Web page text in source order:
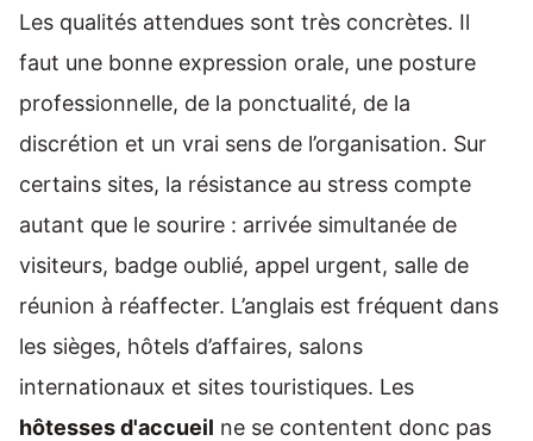
Les qualités attendues sont très concrètes. Il
faut une bonne expression orale, une posture
professionnelle, de la ponctualité, de la
discrétion et un vrai sens de l’organisation. Sur
certains sites, la résistance au stress compte
autant que le sourire : arrivée simultanée de
visiteurs, badge oublié, appel urgent, salle de
réunion à réaffecter. L’anglais est fréquent dans
les sièges, hôtels d’affaires, salons
internationaux et sites touristiques. Les
hôtesses d'accueil ne se contentent donc pas